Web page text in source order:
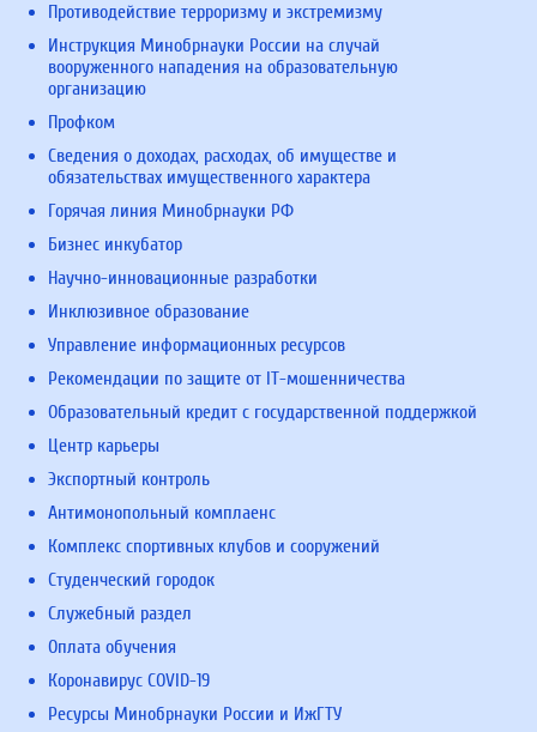
Противодействие терроризму и экстремизму
Инструкция Минобрнауки России на случай
вооруженного нападения на образовательную
организацию
Профком
Сведения о доходах, расходах, об имуществе и
обязательствах имущественного характера
Горячая линия Минобрнауки РФ
Бизнес инкубатор
Научно-инновационные разработки
Инклюзивное образование
Управление информационных ресурсов
Рекомендации по защите от IT-мошенничества
Образовательный кредит с государственной поддержкой
Центр карьеры
Экспортный контроль
Антимонопольный комплаенс
Комплекс спортивных клубов и сооружений
Студенческий городок
Служебный раздел
Оплата обучения
Коронавирус COVID-19
Ресурсы Минобрнауки России и ИжГТУ